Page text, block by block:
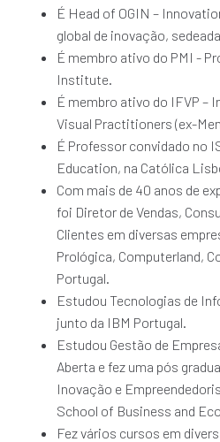
É Head of OGIN –
global de inovação,
É membro ativo do PMI -
Institute.
É membro ativo do IFVP –
Visual Practitioners (ex-
É Professor convidado no
Education, na Católica
Com mais de 40 anos de
foi Diretor de Vendas,
Clientes em diversas
Prológica, Computerland,
Portugal.
Estudou Tecnologias de
junto da IBM Portugal.
Estudou Gestão de
Aberta e fez uma pós
Inovação e
School of Business and
Fez vários cursos em